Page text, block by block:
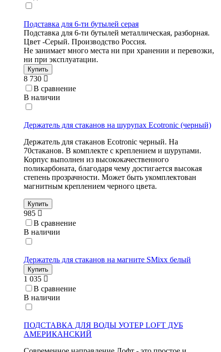
Подставка для 6-ти бутылей серая
Подставка для 6-ти бутылей металлическая, разборная.
Цвет -Серый. Производство Россия.
Не занимает много места ни при хранении и перевозки,
ни при эксплуатации.
Купить
8 730
В сравнение
В наличии
Держатель для стаканов на шурупах Ecotronic (черный)
Держатель для стаканов Ecotronic черный. На
70стаканов. В комплекте с креплением и шурупами.
Корпус выполнен из высококачественного
поликарбоната, благодаря чему достигается высокая
степень прозрачности. Может быть укомплектован
магнитным креплением черного цвета.
Купить
985
В сравнение
В наличии
Держатель для стаканов на магните SMixx белый
Купить
1 035
В сравнение
В наличии
ПОДСТАВКА ДЛЯ ВОДЫ УОТЕР LOFT ДУБ
АМЕРИКАНСКИЙ